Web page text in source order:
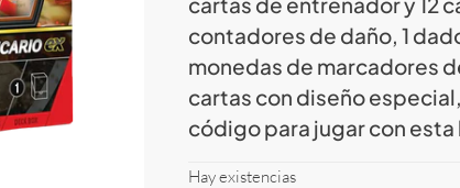
contadores de daño, 1
monedas de marcadores
cartas con diseño
código para jugar con esta
Hay existencias